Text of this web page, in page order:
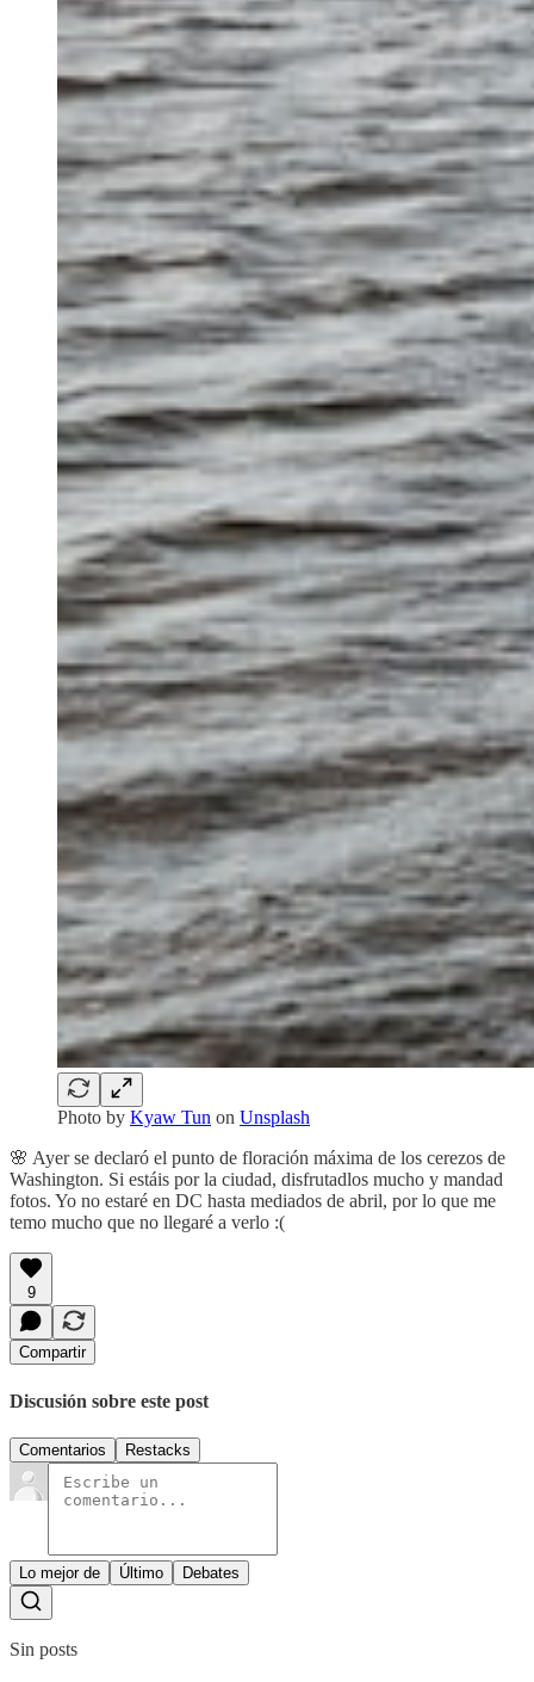
Photo by Kyaw Tun on Unsplash
🌸 Ayer se declaró el punto de floración máxima de los cerezos de
Washington. Si estáis por la ciudad, disfrutadlos mucho y mandad
fotos. Yo no estaré en DC hasta mediados de abril, por lo que me
temo mucho que no llegaré a verlo :(
9
Compartir
Discusión sobre este post
Comentarios Restacks
Lo mejor de Último Debates
Sin posts